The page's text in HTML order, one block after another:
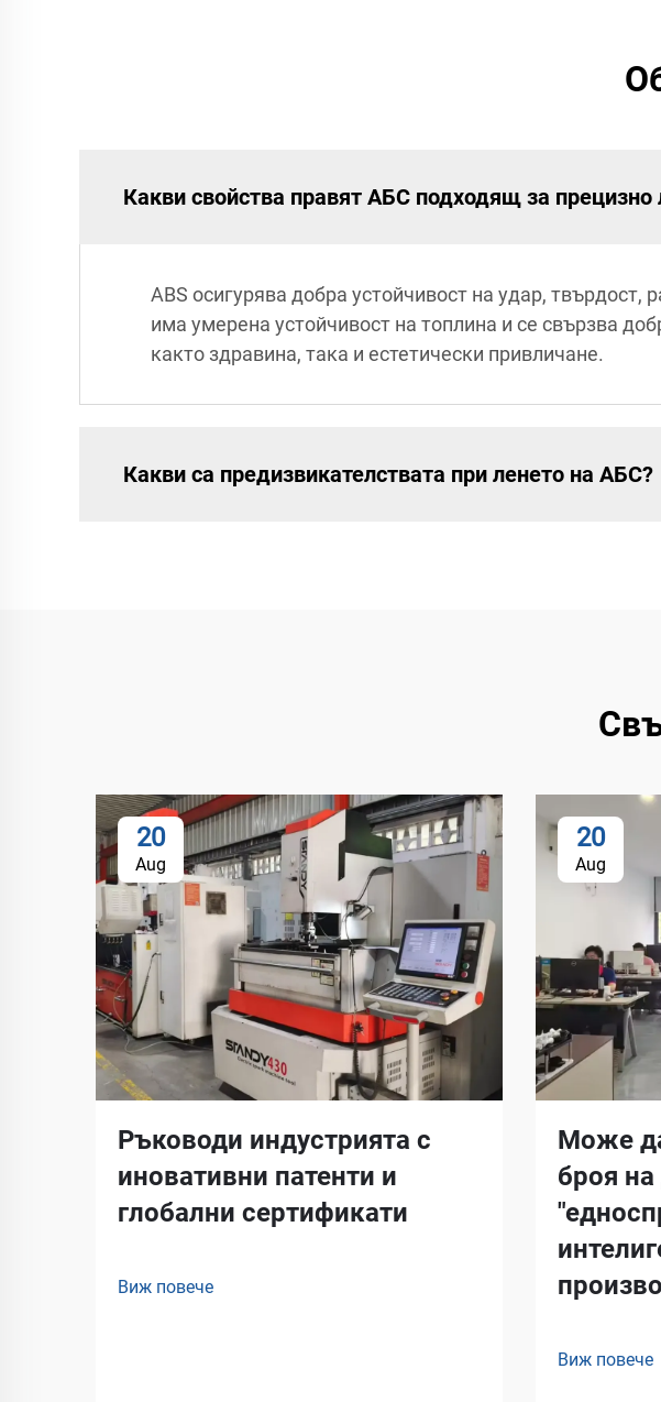
Какви свойства правят АБС подходящ за прецизно
ABS осигурява добра устойчивост на удар,
има умерена устойчивост на топлина и се свързва
както здравина, така и естетически привличане.
Какви са предизвикателствата при ленето на АБС?
20
Aug
Ръководи индустрията с
иновативни патенти и
глобални сертификати
Виж повече
20
Aug
Може
броя
Виж повече